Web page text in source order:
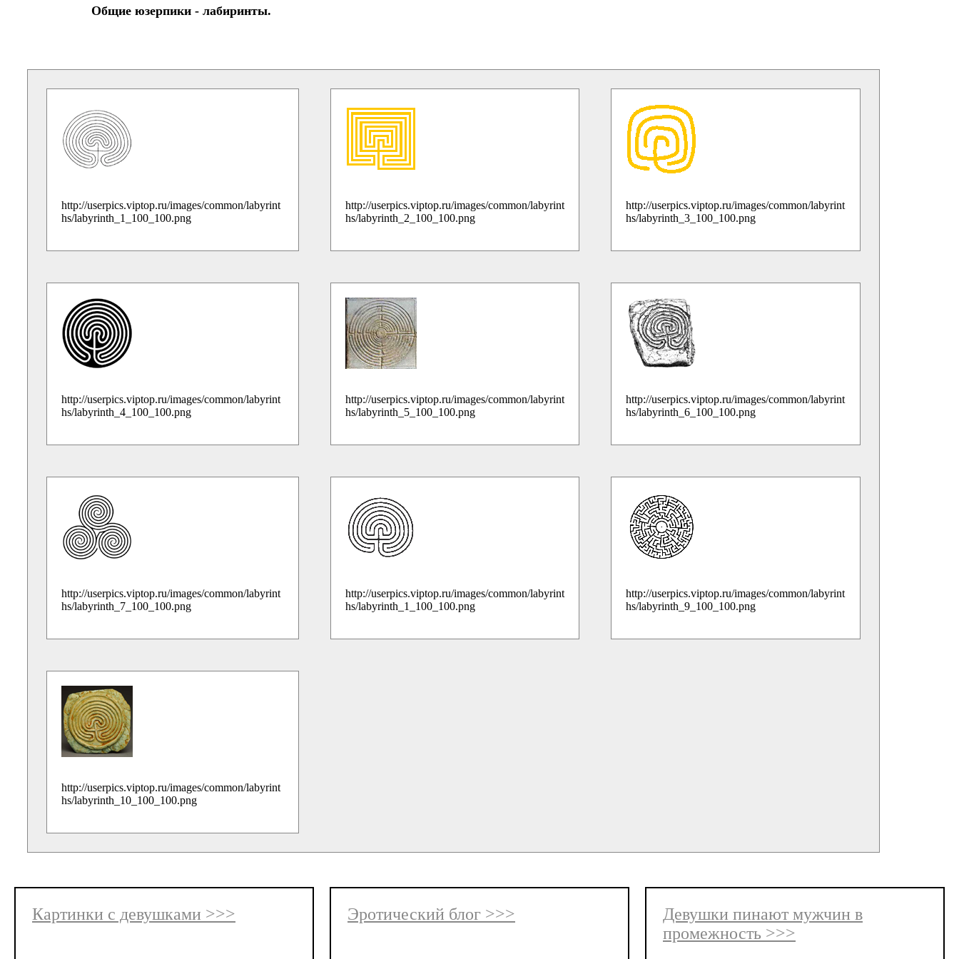
Общие юзерпики - лабиринты.
http://userpics.viptop.ru/images/common/labyrint
hs/labyrinth_1_100_100.png
http://userpics.viptop.ru/images/common/labyrint
hs/labyrinth_2_100_100.png
http://userpics.viptop.ru/images/common/labyrint
hs/labyrinth_3_100_100.png
http://userpics.viptop.ru/images/common/labyrint
hs/labyrinth_4_100_100.png
http://userpics.viptop.ru/images/common/labyrint
hs/labyrinth_5_100_100.png
http://userpics.viptop.ru/images/common/labyrint
hs/labyrinth_6_100_100.png
http://userpics.viptop.ru/images/common/labyrint
hs/labyrinth_7_100_100.png
http://userpics.viptop.ru/images/common/labyrint
hs/labyrinth_1_100_100.png
http://userpics.viptop.ru/images/common/labyrint
hs/labyrinth_9_100_100.png
http://userpics.viptop.ru/images/common/labyrint
hs/labyrinth_10_100_100.png
Картинки с девушками >>> Эротический блог >>>
Девушки пинают мужчин в
промежность >>>